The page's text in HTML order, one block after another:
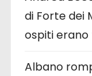
di Forte dei
ospiti erano
Albano